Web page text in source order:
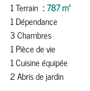
1 Terrain
787 m²
1 Dépendance
3 Chambres
1 Pièce de vie
1 Cuisine équipée
2 Abris de jardin